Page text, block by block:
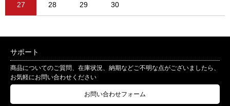
27 28 29 30
サポート
商品についてのご質問、在庫状況、納期などご不明な点がございましたら、
お気軽にお問い合わせください
お問い合わせフォーム